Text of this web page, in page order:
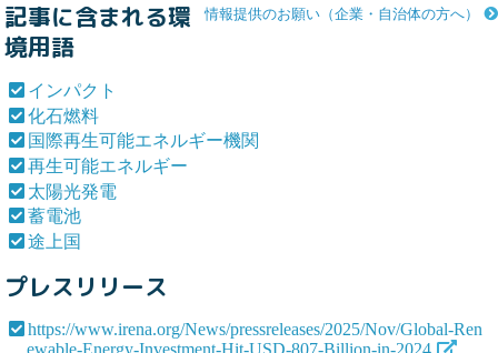
情報提供のお願い（企業・自治体の方へ）
記事に含まれる環
境用語
インパクト
化石燃料
国際再生可能エネルギー機関
再生可能エネルギー
太陽光発電
蓄電池
途上国
プレスリリース
https://www.irena.org/News/pressreleases/2025/Nov/Global-Ren
ewable-Energy-Investment-Hit-USD-807-Billion-in-2024